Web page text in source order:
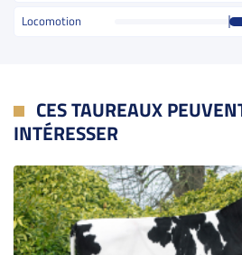
Locomotion
CES TAUREAUX
INTÉRESSER